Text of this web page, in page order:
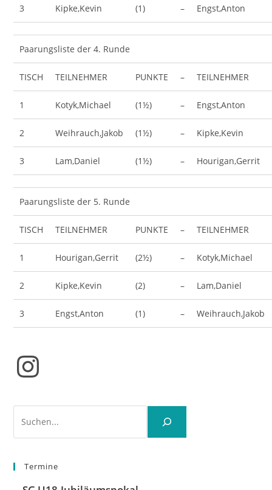
3 Kipke,Kevin (1) – Engst,Anton
Paarungsliste der 4. Runde
TISCH TEILNEHMER PUNKTE – TEILNEHMER
1 Kotyk,Michael (1½) – Engst,Anton
2 Weihrauch,Jakob (1½) – Kipke,Kevin
3 Lam,Daniel (1½) – Hourigan,Gerrit
Paarungsliste der 5. Runde
TISCH TEILNEHMER PUNKTE – TEILNEHMER
1 Hourigan,Gerrit (2½) – Kotyk,Michael
2 Kipke,Kevin (2) – Lam,Daniel
3 Engst,Anton (1) – Weihrauch,Jakob
Instagram
Termine